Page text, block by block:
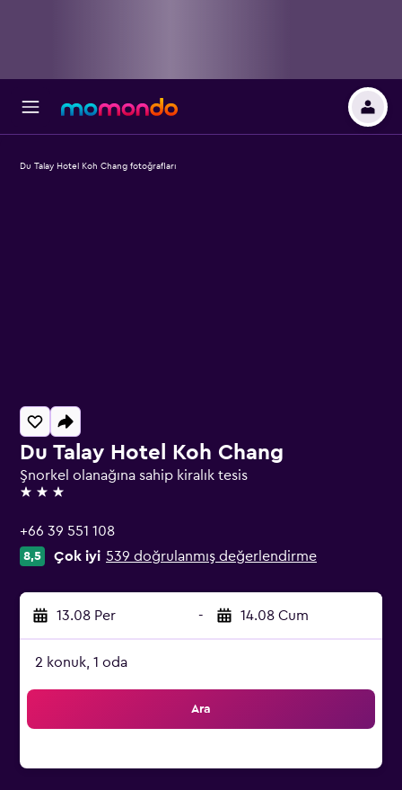
Du Talay Hotel Koh Chang
Şnorkel olanağına sahip kiralık tesis
3 yıldız
+66 39 551 108
8,5 Çok iyi 539 doğrulanmış değerlendirme
13.08 Per - 14.08 Cum
2 konuk, 1 oda
Ara
Du Talay Hotel Koh Chang fotoğrafları